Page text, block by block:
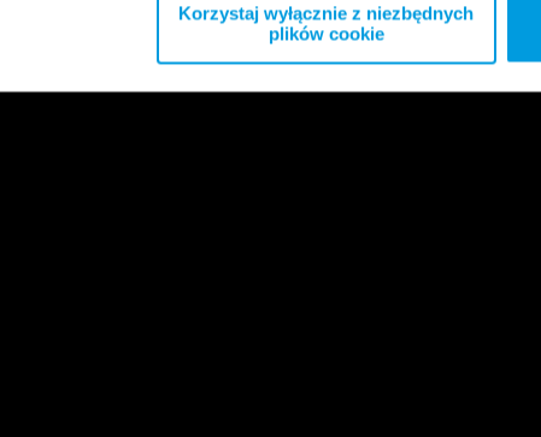
Korzystaj wyłącznie z niezbędnych
plików cookie